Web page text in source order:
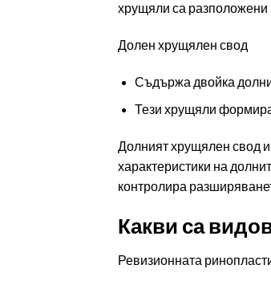
хрущяли са разположени
Долен хрущялен свод
Съдържа двойка
Тези хрущяли
Долният хрущялен свод
характеристики на
контролира
Какви са
Ревизионната